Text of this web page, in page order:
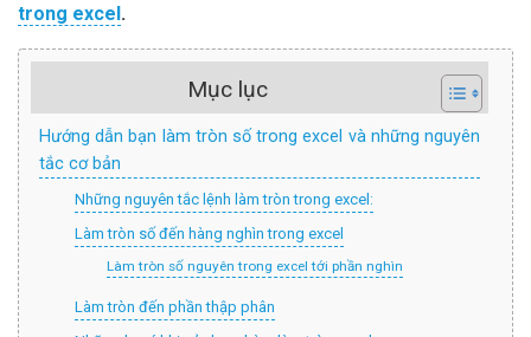
trong excel.
Mục lục
Hướng dẫn bạn làm tròn số trong excel và những nguyên
tắc cơ bản
Những nguyên tắc lệnh làm tròn trong excel:
Làm tròn số đến hàng nghìn trong excel
Làm tròn số nguyên trong excel tới phần nghìn
Làm tròn đến phần thập phân